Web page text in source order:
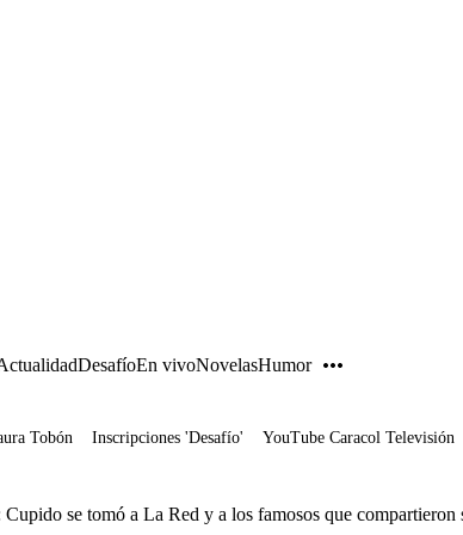
DesafíoEn vivoNovelasHumor
Tobón Inscripciones 'Desafío' YouTube Caracol Televisión
se tomó a La Red y a los famosos que compartieron